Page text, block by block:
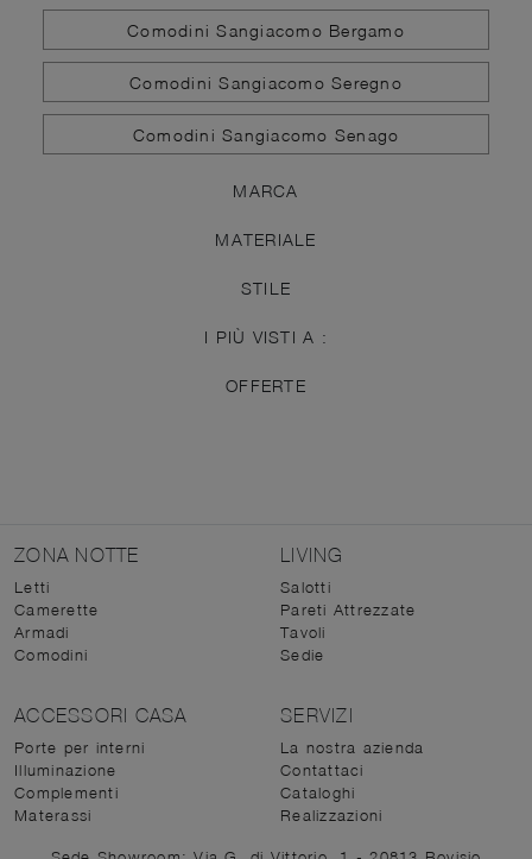
Comodini Sangiacomo Bergamo
Comodini Sangiacomo Seregno
Comodini Sangiacomo Senago
MARCA
MATERIALE
STILE
I PIÙ VISTI A :
OFFERTE
ZONA NOTTE
Letti
Camerette
Armadi
Comodini
LIVING
Salotti
Pareti Attrezzate
Tavoli
Sedie
ACCESSORI CASA
Porte per interni
Illuminazione
Complementi
Materassi
SERVIZI
La nostra azienda
Contattaci
Cataloghi
Realizzazioni